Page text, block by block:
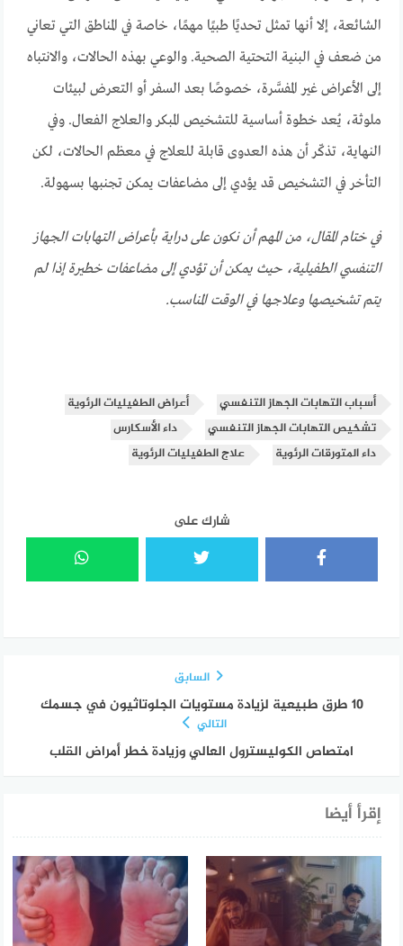
الشائعة، إلا أنها تمثل تحديًا طبيًا مهمًا، خاصة في المناطق التي تعاني
من ضعف في البنية التحتية الصحية. والوعي بهذه الحالات، والانتباه
إلى الأعراض غير المفسَّرة، خصوصًا بعد السفر أو التعرض لبيئات
ملوثة، يُعد خطوة أساسية للتشخيص المبكر والعلاج الفعال. وفي
النهاية، تذكّر أن هذه العدوى قابلة للعلاج في معظم الحالات، لكن
التأخر في التشخيص قد يؤدي إلى مضاعفات يمكن تجنبها بسهولة.
في ختام المقال، من المهم أن نكون على دراية بأعراض التهابات الجهاز
التنفسي الطفيلية، حيث يمكن أن تؤدي إلى مضاعفات خطيرة إذا لم
يتم تشخيصها وعلاجها في الوقت المناسب.
أسباب التهابات الجهاز التنفسي
أعراض الطفيليات الرئوية
تشخيص التهابات الجهاز التنفسي
داء الأسكارس
داء المتورقات الرئوية
علاج الطفيليات الرئوية
شارك على
السابق
10 طرق طبيعية لزيادة مستويات الجلوتاثيون في جسمك
التالي
امتصاص الكوليسترول العالي وزيادة خطر أمراض القلب
إقرأ أيضا